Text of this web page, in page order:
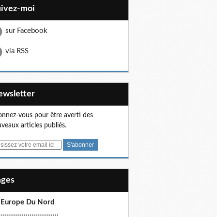
moi
sur Facebook
via RSS
vous pour être averti des
articles publiés.
Du Nord